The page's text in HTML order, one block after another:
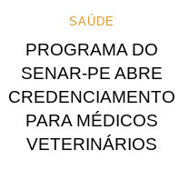
SAÚDE
PROGRAMA DO
SENAR-PE ABRE
CREDENCIAMENTO
PARA MÉDICOS
VETERINÁRIOS